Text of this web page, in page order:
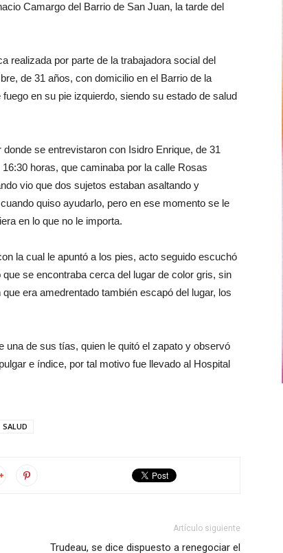
Camargo del Barrio de San Juan, la tarde del
realizada por parte de la trabajadora social del
de 31 años, con domicilio en el Barrio de la
en su pie izquierdo, siendo su estado de salud
se entrevistaron con Isidro Enrique, de 31
horas, que caminaba por la calle Rosas
vio que dos sujetos estaban asaltando y
quiso ayudarlo, pero en ese momento se le
en lo que no le importa.
la cual le apuntó a los pies, acto seguido escuchó
se encontraba cerca del lugar de color gris, sin
era amedrentado también escapó del lugar, los
de sus tías, quien le quitó el zapato y observó
e índice, por tal motivo fue llevado al Hospital
SALUD
Artículo siguiente
Trudeau, se dice dispuesto a renegociar el